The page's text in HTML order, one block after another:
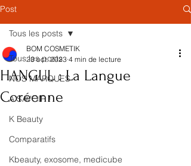
Post
Tous les posts
NOS MARQUES
A SAVOIR !
K Beauty
Comparatifs
Kbeauty, exosome, medicube
Tous les posts
HANGUL : La Langue
Coréenne
BOM COSMETIK
23 oct. 2023 4 min de lecture